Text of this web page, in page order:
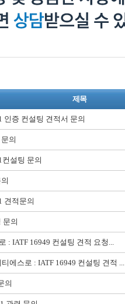
제목
인증 컨설팅 견적서 문의
의
컨설팅 문의
견적문의
문의
: IATF 16949 컨설팅 견적 요청...
에스로 : IATF 16949 컨설팅 견적 ...
의